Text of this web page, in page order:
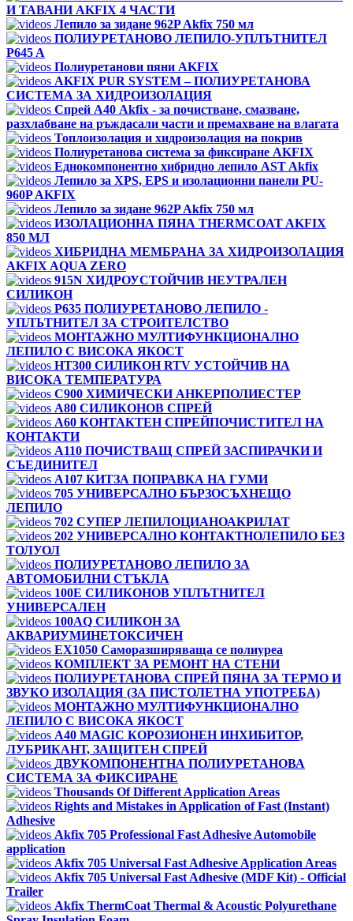
И ТАВАНИ AKFIX 4 ЧАСТИ
Лепило за зидане 962P Akfix 750 мл
ПОЛИУРЕТАНОВО ЛЕПИЛО-УПЛЪТНИТЕЛ
P645 A
Полиуретанови пяни AKFIX
AKFIX PUR SYSTEM – ПОЛИУРЕТАНОВА
СИСТЕМА ЗА ХИДРОИЗОЛАЦИЯ
Спрей А40 Akfix - за почистване, смазване,
разхлабване на ръждасали части и премахване на влагата
Топлоизолация и хидроизолация на покрив
Полиуретанова система за фиксиране AKFIX
Еднокомпонентно хибридно лепило AST Akfix
Лепило за XPS, EPS и изолационни панели PU-
960P AKFIX
Лепило за зидане 962P Akfix 750 мл
ИЗОЛАЦИОННА ПЯНА THERMCOAT AKFIX
850 МЛ
ХИБРИДНА МЕМБРАНА ЗА ХИДРОИЗОЛАЦИЯ
AKFIX AQUA ZERO
915N ХИДРОУСТОЙЧИВ НЕУТРАЛЕН
СИЛИКОН
P635 ПОЛИУРЕТАНОВО ЛЕПИЛО -
УПЛЪТНИТЕЛ ЗА СТРОИТЕЛСТВО
МОНТАЖНО МУЛТИФУНКЦИОНАЛНО
ЛЕПИЛО С ВИСОКА ЯКОСТ
HT300 СИЛИКОН RTV УСТОЙЧИВ НА
ВИСОКА ТЕМПЕРАТУРА
C900 ХИМИЧЕСКИ АНКЕРПОЛИЕСТЕP
A80 СИЛИКОНОВ СПРЕЙ
A60 КОНТАКТЕН СПРЕЙПОЧИСТИТЕЛ НА
КОНТАКТИ
A110 ПОЧИСТВАЩ СПРЕЙ ЗАСПИРАЧКИ И
СЪЕДИНИТЕЛ
A107 КИТЗА ПОПРАВКА НА ГУМИ
705 УНИВЕРСАЛНО БЪРЗОСЪХНЕЩО
ЛЕПИЛО
702 СУПЕР ЛЕПИЛОЦИАНОАКРИЛАТ
202 УНИВЕРСАЛНО КОНТАКТНОЛЕПИЛО БЕЗ
ТОЛУОЛ
ПОЛИУРЕТАНОВО ЛЕПИЛО ЗА
АВТОМОБИЛНИ СТЪКЛА
100E СИЛИКОНОВ УПЛЪТНИТЕЛ
УНИВЕРСАЛЕН
100AQ СИЛИКОН ЗА
АКВАРИУМИНЕТОКСИЧЕН
EX1050 Саморазширяваща се полиуреа
КОМПЛЕКТ ЗА РЕМОНТ НА СТЕНИ
ПОЛИУРЕТАНОВА СПРЕЙ ПЯНА ЗА ТЕРМО И
ЗВУКО ИЗОЛАЦИЯ (ЗА ПИСТОЛЕТНА УПОТРЕБА)
МОНТАЖНО МУЛТИФУНКЦИОНАЛНО
ЛЕПИЛО С ВИСОКА ЯКОСТ
A40 MAGIC КОРОЗИОНЕН ИНХИБИТОР,
ЛУБРИКАНТ, ЗАЩИТЕН СПРЕЙ
ДВУКОМПОНЕНТНА ПОЛИУРЕТАНОВА
СИСТЕМА ЗА ФИКСИРАНЕ
Thousands Of Different Application Areas
Rights and Mistakes in Application of Fast (Instant)
Adhesive
Akfix 705 Professional Fast Adhesive Automobile
application
Akfix 705 Universal Fast Adhesive Application Areas
Akfix 705 Universal Fast Adhesive (MDF Kit) - Official
Trailer
Akfix ThermCoat Thermal & Acoustic Polyurethane